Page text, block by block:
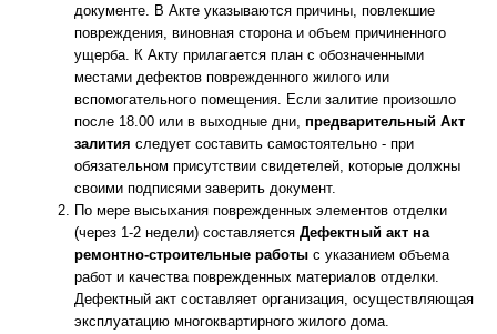
документе. В Акте указываются причины, повлекшие
повреждения, виновная сторона и объем причиненного
ущерба. К Акту прилагается план с обозначенными
местами дефектов поврежденного жилого или
вспомогательного помещения. Если залитие произошло
после 18.00 или в выходные дни, предварительный Акт
залития следует составить самостоятельно - при
обязательном присутствии свидетелей, которые должны
своими подписями заверить документ.
По мере высыхания поврежденных элементов отделки
(через 1-2 недели) составляется Дефектный акт на
ремонтно-строительные работы с указанием объема
работ и качества поврежденных материалов отделки.
Дефектный акт составляет организация, осуществляющая
эксплуатацию многоквартирного жилого дома.